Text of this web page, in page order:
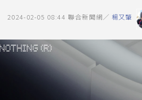
2024-02-05 08:44 聯合新聞網／ 楊又肇